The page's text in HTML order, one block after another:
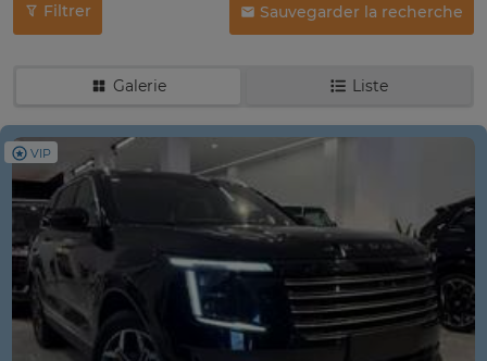
Filtrer Sauvegarder la recherche
Galerie Liste
VIP